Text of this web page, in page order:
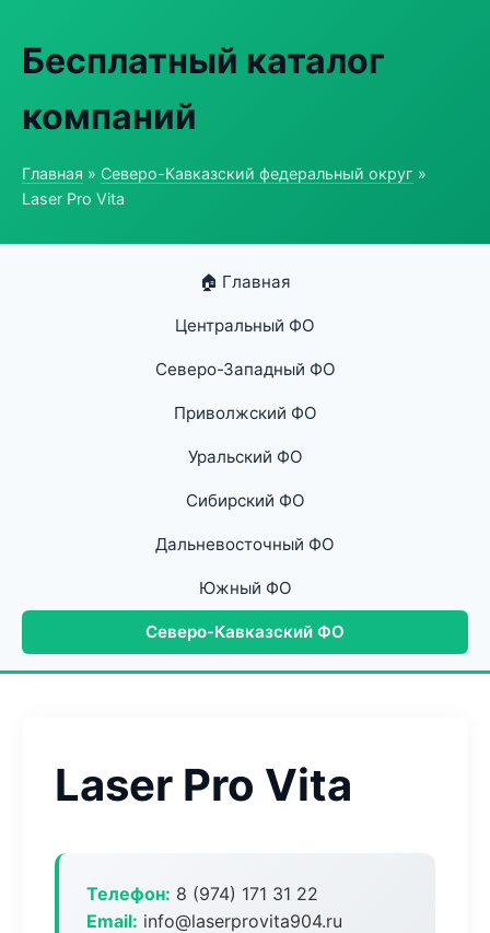
Бесплатный каталог
компаний
Главная » Северо-Кавказский федеральный округ »
Laser Pro Vita
🏠 Главная
Центральный ФО
Северо-Западный ФО
Приволжский ФО
Уральский ФО
Сибирский ФО
Дальневосточный ФО
Южный ФО
Северо-Кавказский ФО
Laser Pro Vita
Телефон: 8 (974) 171 31 22
Email: info@laserprovita904.ru